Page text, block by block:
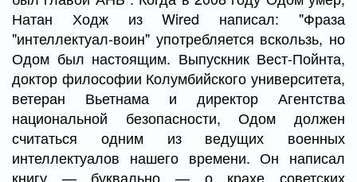
Натан Ходж из Wired написал: "Фраза
"интеллектуал-воин" употребляется вскользь, но
Одом был настоящим. Выпускник Вест-Пойнта,
доктор философии Колумбийского университета,
ветеран Вьетнама и директор Агентства
национальной безопасности, Одом должен
считаться одним из ведущих военных
интеллектуалов нашего времени. Он написал
книгу — буквально — о крахе советских